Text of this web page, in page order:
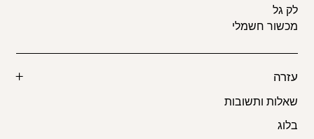
לק גל
מכשור חשמלי
עזרה
שאלות ותשובות
בלוג